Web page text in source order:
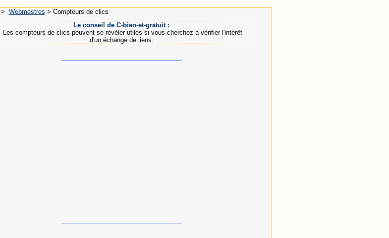
> Webmestres > Compteurs de clics
Le conseil de C-bien-et-gratuit :
Les compteurs de clics peuvent se révéler utiles si vous cherchez à vérifier l'intérêt
d'un échange de liens.